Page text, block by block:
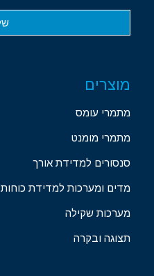
מוצרים
מתמרי עומס
מתמרי מומנט
סנסורים למדידת אורך
מדים ומערכות למדידת כוחות
מערכות שקילה
תצוגה ובקרה